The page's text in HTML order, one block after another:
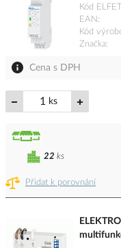
Kód
EAN
Kód
Značka
Cena s DPH
ks
Přidat k porovnání
22 ks